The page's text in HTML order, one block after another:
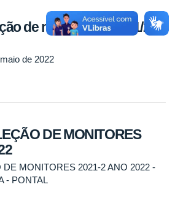
de monitores - 2021/2
de 2022
DE MONITORES
DE MONITORES 2021-2 ANO 2022 -
- PONTAL